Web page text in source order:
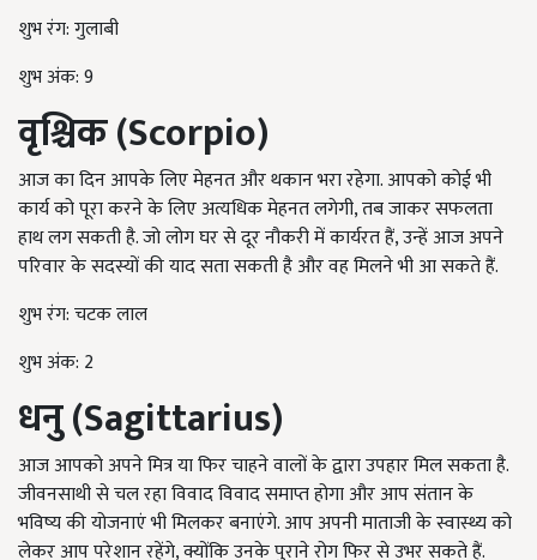
शुभ रंग: गुलाबी
शुभ अंक: 9
वृश्चिक (Scorpio)
आज का दिन आपके लिए मेहनत और थकान भरा रहेगा. आपको कोई भी
कार्य को पूरा करने के लिए अत्यधिक मेहनत लगेगी, तब जाकर सफलता
हाथ लग सकती है. जो लोग घर से दूर नौकरी में कार्यरत हैं, उन्हें आज अपने
परिवार के सदस्यों की याद सता सकती है और वह मिलने भी आ सकते हैं.
शुभ रंग: चटक लाल
शुभ अंक: 2
धनु (Sagittarius)
आज आपको अपने मित्र या फिर चाहने वालों के द्वारा उपहार मिल सकता है.
जीवनसाथी से चल रहा विवाद विवाद समाप्त होगा और आप संतान के
भविष्य की योजनाएं भी मिलकर बनाएंगे. आप अपनी माताजी के स्वास्थ्य को
लेकर आप परेशान रहेंगे, क्योंकि उनके पुराने रोग फिर से उभर सकते हैं.